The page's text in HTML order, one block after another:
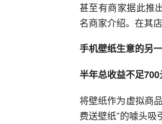
甚至有商家据此推
名商家介绍。在其
手机壁纸生意的另一
半年总收益不足700
将壁纸作为虚拟商
费送壁纸”的噱头